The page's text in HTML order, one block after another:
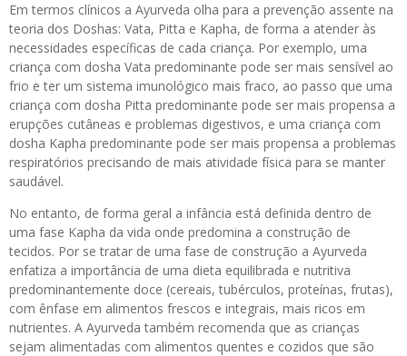
Em termos clínicos a Ayurveda olha para a prevenção assente na
teoria dos Doshas: Vata, Pitta e Kapha, de forma a atender às
necessidades específicas de cada criança. Por exemplo, uma
criança com dosha Vata predominante pode ser mais sensível ao
frio e ter um sistema imunológico mais fraco, ao passo que uma
criança com dosha Pitta predominante pode ser mais propensa a
erupções cutâneas e problemas digestivos, e uma criança com
dosha Kapha predominante pode ser mais propensa a problemas
respiratórios precisando de mais atividade física para se manter
saudável.
No entanto, de forma geral a infância está definida dentro de
uma fase Kapha da vida onde predomina a construção de
tecidos. Por se tratar de uma fase de construção a Ayurveda
enfatiza a importância de uma dieta equilibrada e nutritiva
predominantemente doce (cereais, tubérculos, proteínas, frutas),
com ênfase em alimentos frescos e integrais, mais ricos em
nutrientes. A Ayurveda também recomenda que as crianças
sejam alimentadas com alimentos quentes e cozidos que são